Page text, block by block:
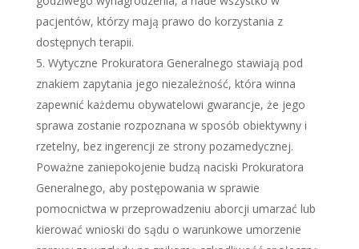
pacjentów, którzy mają prawo do korzystania z
dostępnych terapii.
Wytyczne Prokuratora Generalnego stawiają pod
znakiem zapytania jego niezależność, która winna
zapewnić każdemu obywatelowi gwarancje, że jego
sprawa zostanie rozpoznana w sposób obiektywny i
rzetelny, bez ingerencji ze strony pozamedycznej.
Poważne zaniepokojenie budzą naciski Prokuratora
Generalnego, aby postępowania w sprawie
pomocnictwa w przeprowadzeniu aborcji umarzać lub
kierować wnioski do sądu o warunkowe umorzenie